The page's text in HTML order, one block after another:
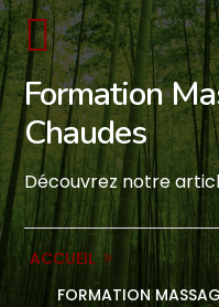

Formation
Chaudes
Découvrez notre
ACCUEIL
FORMATION